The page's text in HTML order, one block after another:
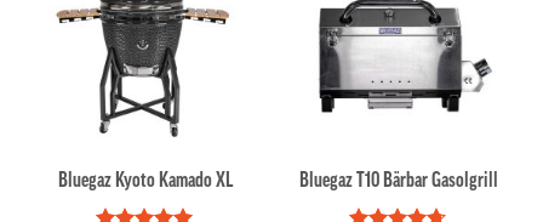
Bluegaz Kyoto Kamado XL Bluegaz T10 Bärbar Gasolgrill